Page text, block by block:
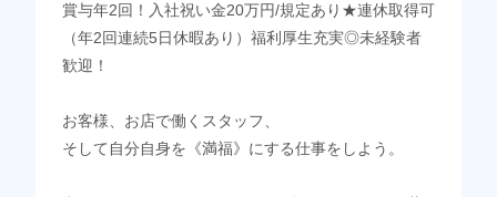
賞与年2回！入社祝い金20万円/規定あり★連休取得可
（年2回連続5日休暇あり）福利厚生充実◎未経験者
歓迎！
お客様、お店で働くスタッフ、
そして自分自身を《満福》にする仕事をしよう。